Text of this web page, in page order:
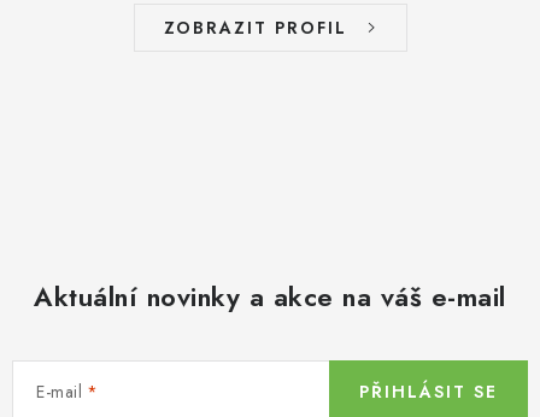
ZOBRAZIT PROFIL
Aktuální novinky a akce na váš e-mail
E-mail PŘIHLÁSIT SE